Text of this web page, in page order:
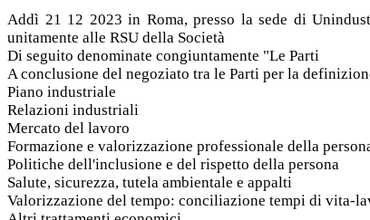
Addì 21 12 2023 in Roma, presso la sede di
unitamente alle RSU della Società
Di seguito denominate congiuntamente "Le Parti
A conclusione del negoziato tra le Parti per la
Piano industriale
Relazioni industriali
Mercato del lavoro
Formazione e valorizzazione professionale della
Politiche dell'inclusione e del rispetto della persona
Salute, sicurezza, tutela ambientale e appalti
Valorizzazione del tempo: conciliazione tempi di vita-